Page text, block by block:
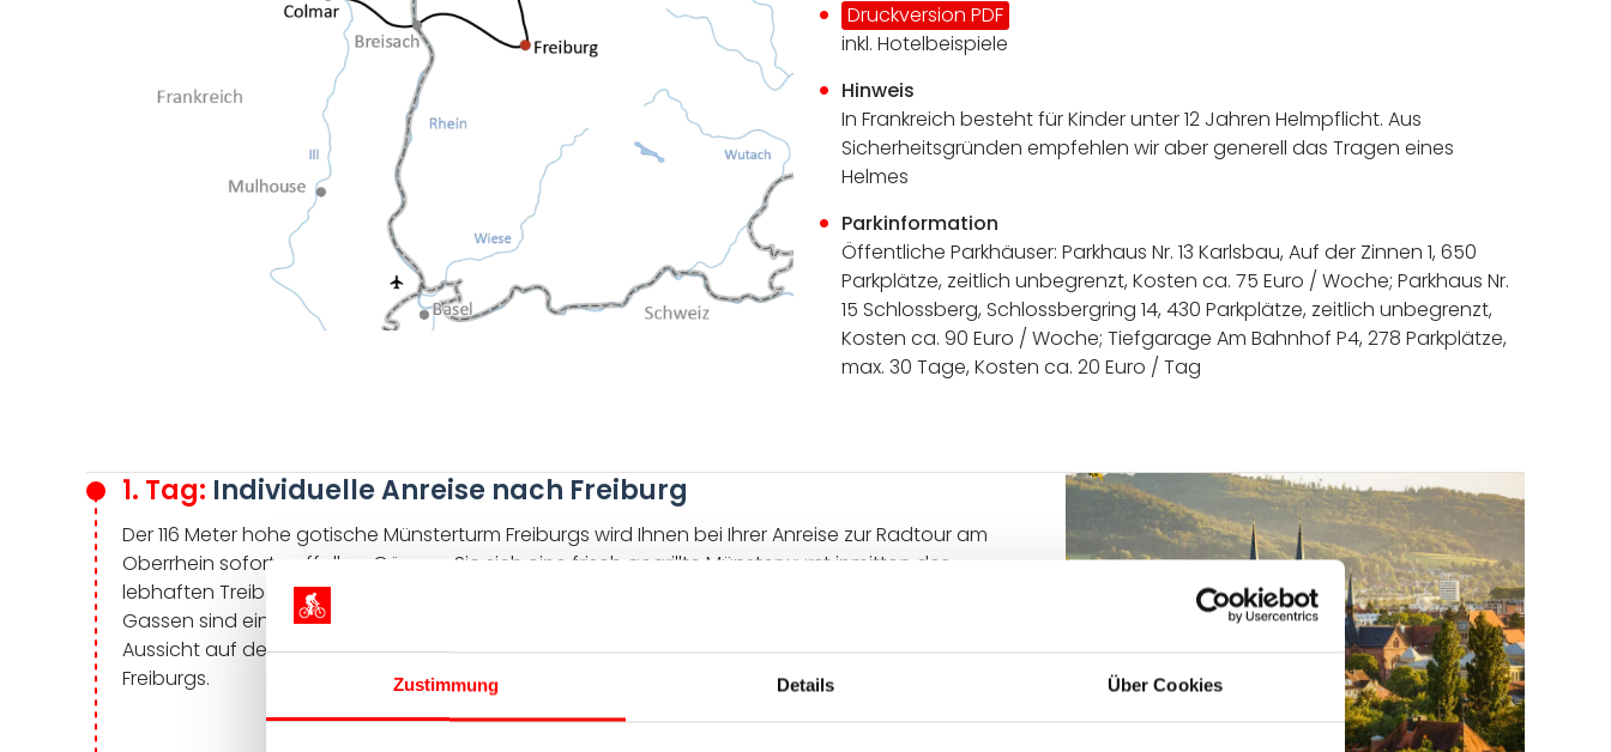
Zustimmung Details Über Cookies
Druckversion PDF
inkl. Hotelbeispiele
Hinweis
In Frankreich besteht für Kinder unter 12 Jahren Helmpflicht. Aus
Sicherheitsgründen empfehlen wir aber generell das Tragen eines
Helmes
Parkinformation
Öffentliche Parkhäuser: Parkhaus Nr. 13 Karlsbau, Auf der Zinnen 1, 650
Parkplätze, zeitlich unbegrenzt, Kosten ca. 75 Euro / Woche; Parkhaus Nr.
15 Schlossberg, Schlossbergring 14, 430 Parkplätze, zeitlich unbegrenzt,
Kosten ca. 90 Euro / Woche; Tiefgarage Am Bahnhof P4, 278 Parkplätze,
max. 30 Tage, Kosten ca. 20 Euro / Tag
1. Tag: Individuelle Anreise nach Freiburg
Der 116 Meter hohe gotische Münsterturm Freiburgs wird Ihnen bei Ihrer Anreise zur Radtour am
Oberrhein sofort auffallen. Gönnen Sie sich eine frisch gegrillte Münsterwurst inmitten des
lebhaften Treibens auf dem Münstermarkt. Die kleinen Bächle durch die geschichtsträchtigen
Gassen sind eines der Markenzeichen der sympathischen badischen Stadt. Eine wunderbare
Aussicht auf den Schwarzwald und das Elsass haben Sie vom Schauinsland, dem Hausberg
Freiburgs.